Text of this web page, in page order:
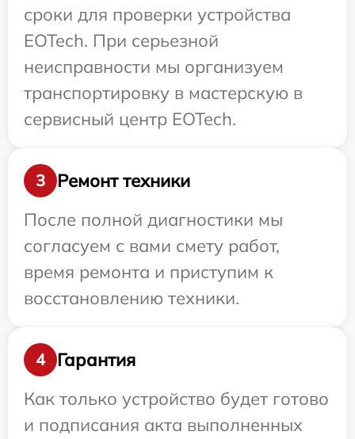
сроки для проверки устройства
EOTech. При серьезной
неисправности мы организуем
транспортировку в мастерскую в
сервисный центр EOTech.
3
Ремонт техники
После полной диагностики мы
согласуем с вами смету работ,
время ремонта и приступим к
восстановлению техники.
4
Гарантия
Как только устройство будет готово
и подписания акта выполненных